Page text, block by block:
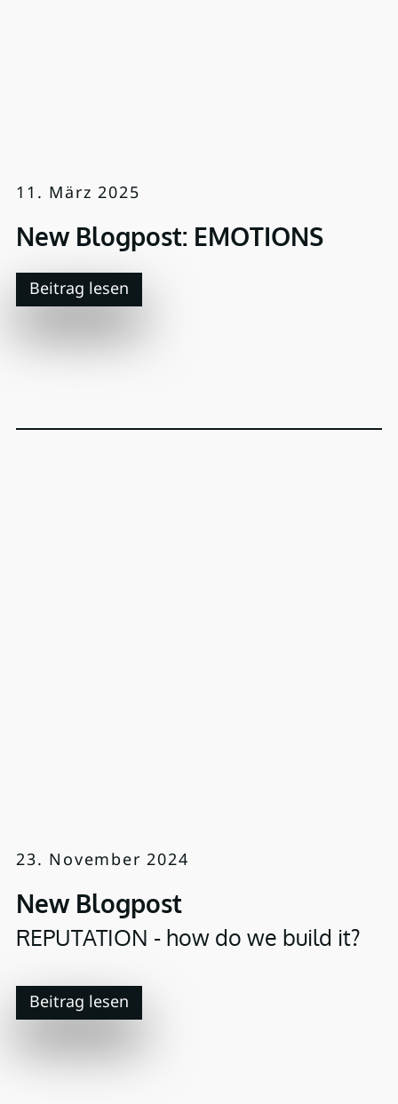
11. März 2025
New Blogpost: EMOTIONS
Beitrag lesen
23. November 2024
New Blogpost
REPUTATION - how do we build it?
Beitrag lesen